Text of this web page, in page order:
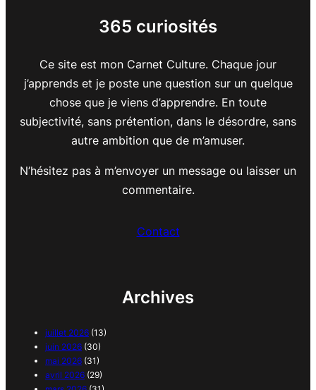
365 curiosités
Ce site est mon Carnet Culture. Chaque jour
j’apprends et je poste une question sur un quelque
chose que je viens d’apprendre. En toute
subjectivité, sans prétention, dans le désordre, sans
autre ambition que de m’amuser.
N’hésitez pas à m’envoyer un message ou laisser un
commentaire.
Contact
Archives
juillet 2026 (13)
juin 2026 (30)
mai 2026 (31)
avril 2026 (29)